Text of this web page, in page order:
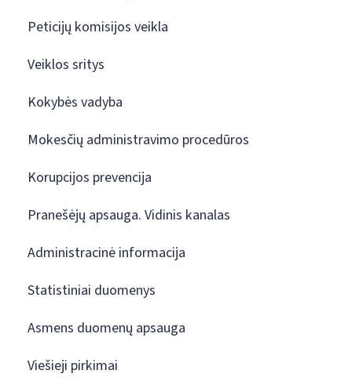
Peticijų komisijos veikla
Veiklos sritys
Kokybės vadyba
Mokesčių administravimo procedūros
Korupcijos prevencija
Pranešėjų apsauga. Vidinis kanalas
Administracinė informacija
Statistiniai duomenys
Asmens duomenų apsauga
Viešieji pirkimai